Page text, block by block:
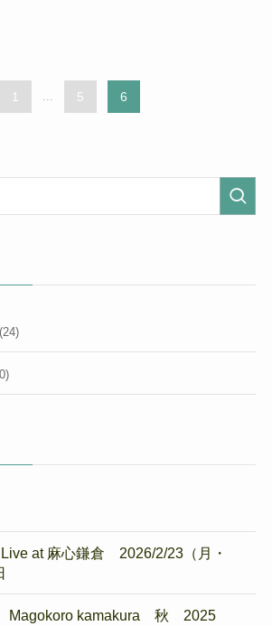
1 ... 5 6
(24)
at 麻心鎌倉 2026/2/23（月・
Magokoro kamakura 秋 2025